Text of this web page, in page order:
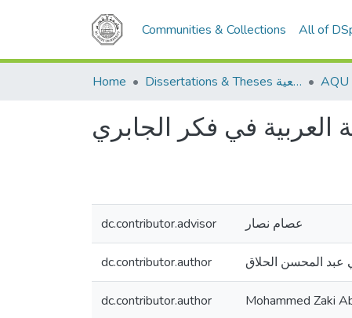
Communities & Collections All of
Home Dissertations & Theses الرسائل الجامعية
العربية في فكر الجابري
dc.contributor.advisor عصام نصار
dc.contributor.author المحسن الحلاق
dc.contributor.author Mohammed Zaki